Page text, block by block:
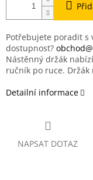
Potřebujete poradit s
dostupnost?
Nástěnný držák
ručník po ruce.
Detailní informace
NAPSAT DOTAZ